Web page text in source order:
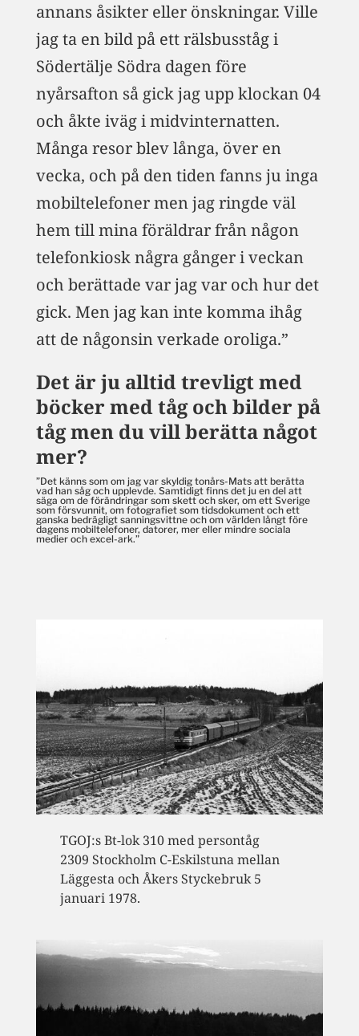
annans åsikter eller önskningar. Ville
jag ta en bild på ett rälsbusståg i
Södertälje Södra dagen före
nyårsafton så gick jag upp klockan 04
och åkte iväg i midvinternatten.
Många resor blev långa, över en
vecka, och på den tiden fanns ju inga
mobiltelefoner men jag ringde väl
hem till mina föräldrar från någon
telefonkiosk några gånger i veckan
och berättade var jag var och hur det
gick. Men jag kan inte komma ihåg
att de någonsin verkade oroliga.”
Det är ju alltid trevligt med
böcker med tåg och bilder på
tåg men du vill berätta något
mer?
”Det känns som om jag var skyldig tonårs-Mats att berätta
vad han såg och upplevde. Samtidigt finns det ju en del att
säga om de förändringar som skett och sker, om ett Sverige
som försvunnit, om fotografiet som tidsdokument och ett
ganska bedrägligt sanningsvittne och om världen långt före
dagens mobiltelefoner, datorer, mer eller mindre sociala
medier och excel-ark.”
TGOJ:s Bt-lok 310 med persontåg
2309 Stockholm C-Eskilstuna mellan
Läggesta och Åkers Styckebruk 5
januari 1978.